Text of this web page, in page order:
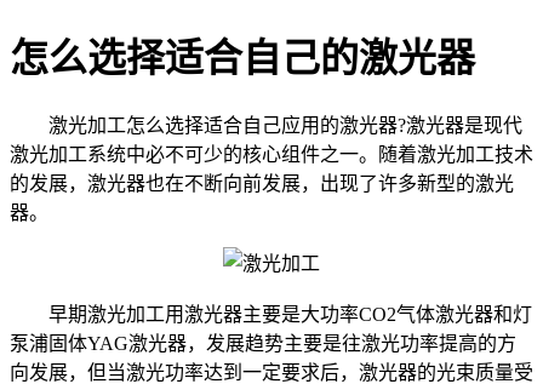
怎么选择适合自己的激光器
激光加工怎么选择适合自己应用的激光器?激光器是现代
激光加工系统中必不可少的核心组件之一。随着激光加工技术
的发展，激光器也在不断向前发展，出现了许多新型的激光
器。
早期激光加工用激光器主要是大功率CO2气体激光器和灯
泵浦固体YAG激光器，发展趋势主要是往激光功率提高的方
向发展，但当激光功率达到一定要求后，激光器的光束质量受